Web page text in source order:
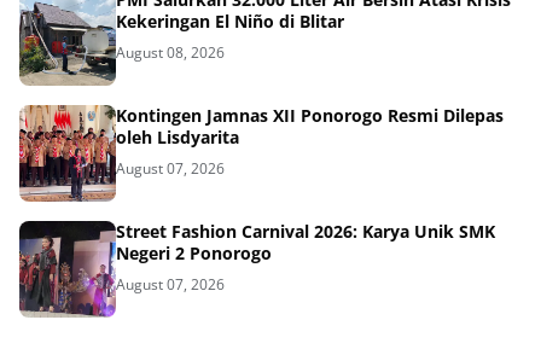
Kekeringan El Niño di Blitar
August 08, 2026
Kontingen Jamnas XII Ponorogo Resmi Dilepas
oleh Lisdyarita
August 07, 2026
Street Fashion Carnival 2026: Karya Unik SMK
Negeri 2 Ponorogo
August 07, 2026